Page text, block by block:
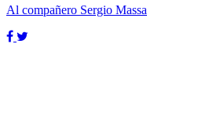
Al compañero Sergio Massa